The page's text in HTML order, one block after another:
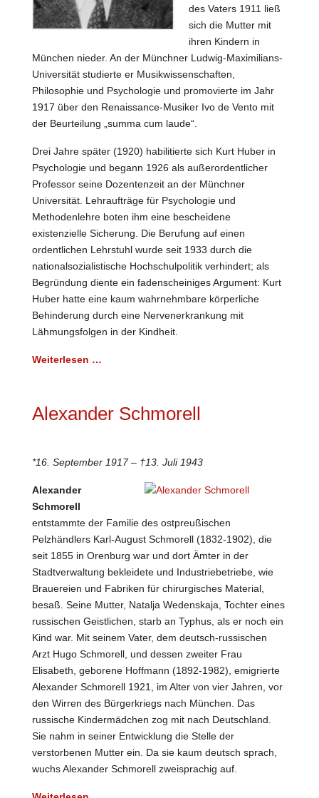
des Vaters 1911 ließ
sich die Mutter mit
ihren Kindern in
München nieder. An der Münchner Ludwig-Maximilians-
Universität studierte er Musikwissenschaften,
Philosophie und Psychologie und promovierte im Jahr
1917 über den Renaissance-Musiker Ivo de Vento mit
der Beurteilung „summa cum laude“.
Drei Jahre später (1920) habilitierte sich Kurt Huber in
Psychologie und begann 1926 als außerordentlicher
Professor seine Dozentenzeit an der Münchner
Universität. Lehraufträge für Psychologie und
Methodenlehre boten ihm eine bescheidene
existenzielle Sicherung. Die Berufung auf einen
ordentlichen Lehrstuhl wurde seit 1933 durch die
nationalsozialistische Hochschulpolitik verhindert; als
Begründung diente ein fadenscheiniges Argument: Kurt
Huber hatte eine kaum wahrnehmbare körperliche
Behinderung durch eine Nervenerkrankung mit
Lähmungsfolgen in der Kindheit.
Weiterlesen …
Alexander Schmorell
*16. September 1917 – †13. Juli 1943
Alexander
Schmorell
entstammte der Familie des ostpreußischen
Pelzhändlers Karl-August Schmorell (1832-1902), die
seit 1855 in Orenburg war und dort Ämter in der
Stadtverwaltung bekleidete und Industriebetriebe, wie
Brauereien und Fabriken für chirurgisches Material,
besaß. Seine Mutter, Natalja Wedenskaja, Tochter eines
russischen Geistlichen, starb an Typhus, als er noch ein
Kind war. Mit seinem Vater, dem deutsch-russischen
Arzt Hugo Schmorell, und dessen zweiter Frau
Elisabeth, geborene Hoffmann (1892-1982), emigrierte
Alexander Schmorell 1921, im Alter von vier Jahren, vor
den Wirren des Bürgerkriegs nach München. Das
russische Kindermädchen zog mit nach Deutschland.
Sie nahm in seiner Entwicklung die Stelle der
verstorbenen Mutter ein. Da sie kaum deutsch sprach,
wuchs Alexander Schmorell zweisprachig auf.